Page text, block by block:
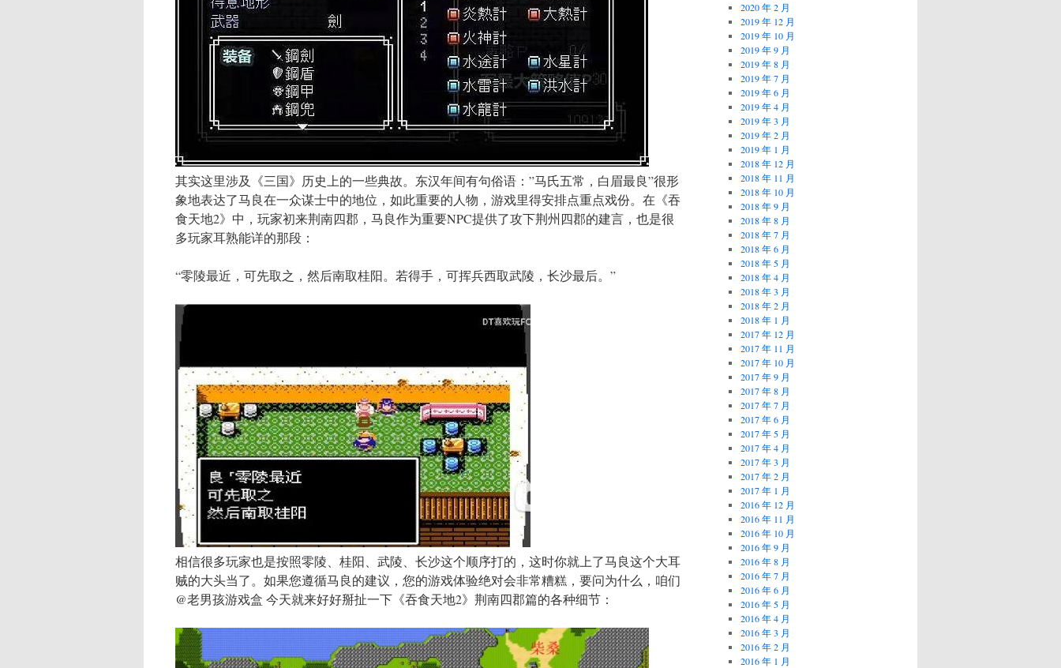
其实这里涉及《三国》历史上的一些典故。东汉年间有句俗语：”马氏五常，白眉最良”很形
象地表达了马良在一众谋士中的地位，如此重要的人物，游戏里得安排点重点戏份。在《吞
食天地2》中，玩家初来荆南四郡，马良作为重要NPC提供了攻下荆州四郡的建言，也是很
多玩家耳熟能详的那段：
“零陵最近，可先取之，然后南取桂阳。若得手，可挥兵西取武陵，长沙最后。”
相信很多玩家也是按照零陵、桂阳、武陵、长沙这个顺序打的，这时你就上了马良这个大耳
贼的大头当了。如果您遵循马良的建议，您的游戏体验绝对会非常糟糕，要问为什么，咱们
@老男孩游戏盒 今天就来好好掰扯一下《吞食天地2》荆南四郡篇的各种细节：
2020 年 2 月
2019 年 12 月
2019 年 10 月
2019 年 9 月
2019 年 8 月
2019 年 7 月
2019 年 6 月
2019 年 4 月
2019 年 3 月
2019 年 2 月
2019 年 1 月
2018 年 12 月
2018 年 11 月
2018 年 10 月
2018 年 9 月
2018 年 8 月
2018 年 7 月
2018 年 6 月
2018 年 5 月
2018 年 4 月
2018 年 3 月
2018 年 2 月
2018 年 1 月
2017 年 12 月
2017 年 11 月
2017 年 10 月
2017 年 9 月
2017 年 8 月
2017 年 7 月
2017 年 6 月
2017 年 5 月
2017 年 4 月
2017 年 3 月
2017 年 2 月
2017 年 1 月
2016 年 12 月
2016 年 11 月
2016 年 10 月
2016 年 9 月
2016 年 8 月
2016 年 7 月
2016 年 6 月
2016 年 5 月
2016 年 4 月
2016 年 3 月
2016 年 2 月
2016 年 1 月